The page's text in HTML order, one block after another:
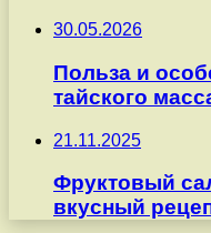
30.05.2026
Польза и
тайского
21.11.2025
Фруктовый
вкусный